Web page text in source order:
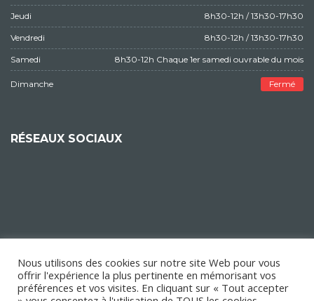
Jeudi 8h30-12h / 13h30-17h30
Vendredi 8h30-12h / 13h30-17h30
Samedi 8h30-12h Chaque 1er samedi ouvrable du mois
Dimanche Fermé
RÉSEAUX SOCIAUX
Nous utilisons des cookies sur notre site Web pour vous
offrir l'expérience la plus pertinente en mémorisant vos
préférences et vos visites. En cliquant sur « Tout accepter